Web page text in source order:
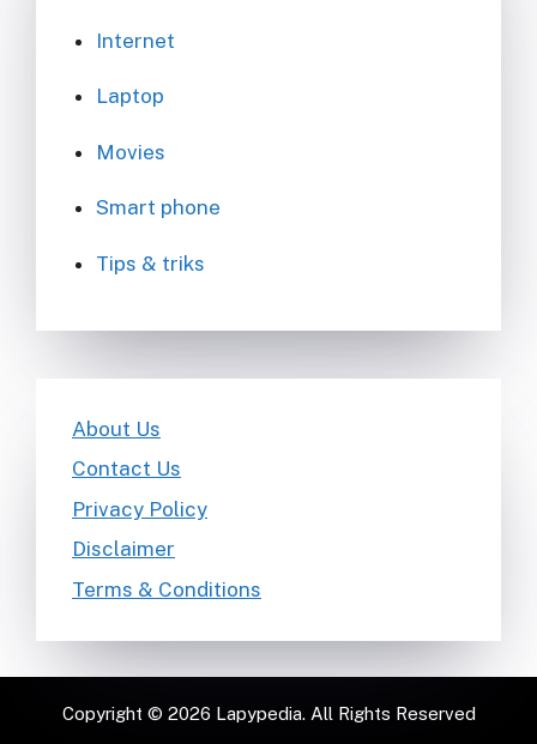
Internet
Laptop
Movies
Smart phone
Tips & triks
About Us
Contact Us
Privacy Policy
Disclaimer
Terms & Conditions
Copyright © 2026 Lapypedia. All Rights Reserved